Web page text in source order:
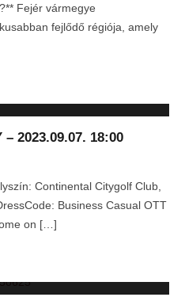
Fejér vármegye
fejlődő régiója, amely
– 2023.09.07. 18:00
Continental Citygolf Club,
Business Casual OTT
on […]